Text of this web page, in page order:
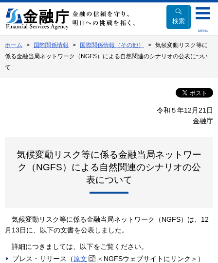
文
へ
動
検索
MENU
ホーム 国際関係情報 国際関係情報（その他）
気候変動リスク等に
係る金融当局ネットワーク（NGFS）による自然関連のシナリオの公表につい
て
令和５年12月21日
金融庁
気候変動リスク等に係る金融当局ネットワー
ク（NGFS）による自然関連のシナリオの公
表について
気候変動リスク等に係る金融当局ネットワーク（NGFS）は、12
月13日に、以下の文書を公表しました。
詳細につきましては、以下をご覧ください。
プレス・リリース（ 原文
＜NGFSウェブサイトにリンク＞）